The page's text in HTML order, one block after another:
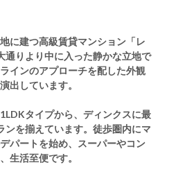
に建つ高級賃貸マンション「レ
通りより中に入った静かな立地で
インのアプローチを配した外観
出しています。
タイプから、ディンクスに最
ンを揃えています。徒歩圏内にマ
パートを始め、スーパーやコン
生活至便です。